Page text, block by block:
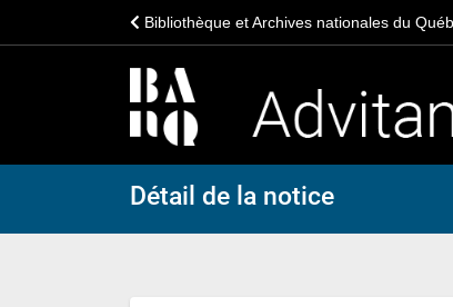
Bibliothèque et Archives nationales du
Détail de la notice